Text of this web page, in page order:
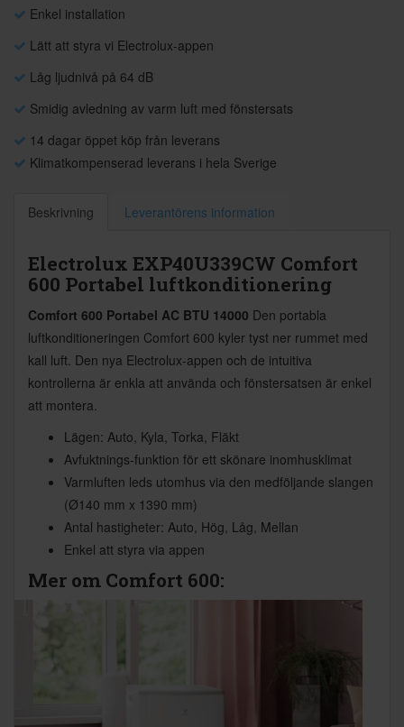
Enkel installation
Lätt att styra vi Electrolux-appen
Låg ljudnivå på 64 dB
Smidig avledning av varm luft med fönstersats
14 dagar öppet köp från leverans
Klimatkompenserad leverans i hela Sverige
Beskrivning Leverantörens information
Electrolux EXP40U339CW Comfort
600 Portabel luftkonditionering
Comfort 600 Portabel AC BTU 14000 Den portabla
luftkonditioneringen Comfort 600 kyler tyst ner rummet med
kall luft. Den nya Electrolux-appen och de intuitiva
kontrollerna är enkla att använda och fönstersatsen är enkel
att montera.
Lägen: Auto, Kyla, Torka, Fläkt
Avfuktnings-funktion för ett skönare inomhusklimat
Varmluften leds utomhus via den medföljande slangen
(Ø140 mm x 1390 mm)
Antal hastigheter: Auto, Hög, Låg, Mellan
Enkel att styra via appen
Mer om Comfort 600: